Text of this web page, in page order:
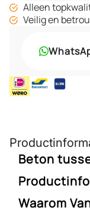
Alleen
Veilig en
Beton
Deze
perfect voor het
paal is
Afmetingen:10 x
Waarom